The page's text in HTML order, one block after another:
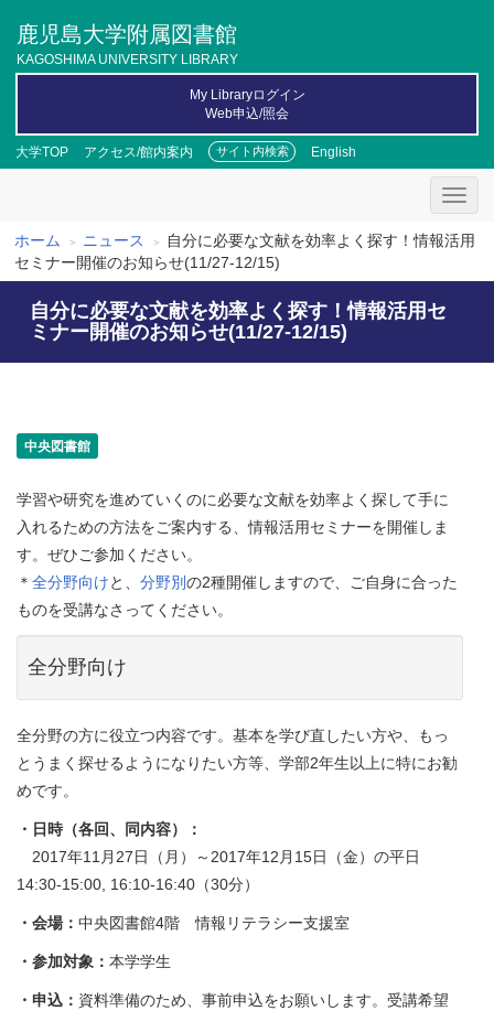
ツ
鹿児島大学附属図書館
KAGOSHIMA UNIVERSITY LIBRARY
大学TOP アクセス/館内案内 サイト内検索 English
My Libraryログイン
Web申込/照会
パ
ン
ず
ホーム ニュース
自分に必要な文献を効率よく探す！情報活用
セミナー開催のお知らせ(11/27-12/15)
自分に必要な文献を効率よく探す！情報活用セ
ミナー開催のお知らせ(11/27-12/15)
中央図書館
学習や研究を進めていくのに必要な文献を効率よく探して手に
入れるための方法をご案内する、情報活用セミナーを開催しま
す。ぜひご参加ください。
＊ 全分野向けと、 分野別の2種開催しますので、ご自身に合った
ものを受講なさってください。
全分野向け
全分野の方に役立つ内容です。基本を学び直したい方や、もっ
とうまく探せるようになりたい方等、学部2年生以上に特にお勧
めです。
・日時（各回、同内容）：
2017年11月27日（月）～2017年12月15日（金）の平日
14:30-15:00, 16:10-16:40（30分）
・会場： 中央図書館4階 情報リテラシー支援室
・参加対象： 本学学生
・申込： 資料準備のため、事前申込をお願いします。受講希望